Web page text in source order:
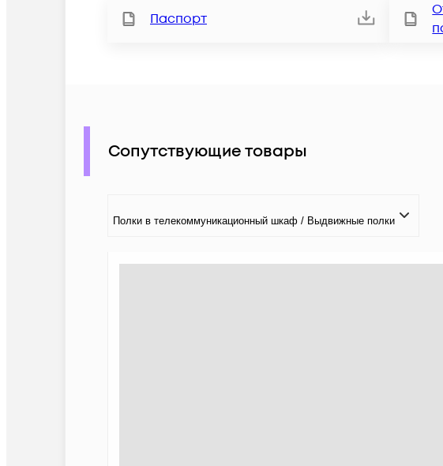
Паспорт
Сопутствующие товары
Полки в телекоммуникационный шкаф / Выдвижные полки